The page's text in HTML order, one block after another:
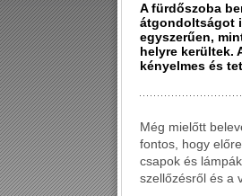
A fürdőszoba
átgondoltságot
egyszerűen,
helyre kerültek.
kényelmes és
Még mielőtt
fontos, hogy
csapok és
szellőzésről és a